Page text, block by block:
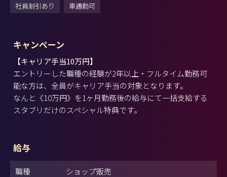
社員割引あり
車通勤可
キャンペーン
【キャリア手当10万円】
エントリーした職種の経験が2年以上・フルタイム勤務可
能な方は、全員がキャリア手当の対象となります。
なんと《10万円》を1ヶ月勤務後の給与にて一括支給する
スタブリだけのスペシャル特典です。
給与
職種 ショップ販売